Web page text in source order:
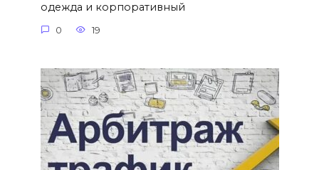
одежда и корпоративный
0 19